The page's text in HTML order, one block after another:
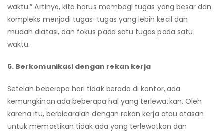
waktu.” Artinya, kita harus membagi tugas yang besar dan
kompleks menjadi tugas-tugas yang lebih kecil dan
mudah diatasi, dan fokus pada satu tugas pada satu
waktu.
6. Berkomunikasi dengan rekan kerja
Setelah beberapa hari tidak berada di kantor, ada
kemungkinan ada beberapa hal yang terlewatkan. Oleh
karena itu, berbicaralah dengan rekan kerja atau atasan
untuk memastikan tidak ada yang terlewatkan dan